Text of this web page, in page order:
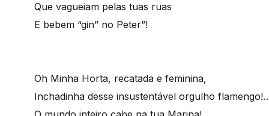
Que vagueiam pelas tuas ruas
E bebem “gin” no Peter”!
Oh Minha Horta, recatada e feminina,
Inchadinha desse insustentável orgulho